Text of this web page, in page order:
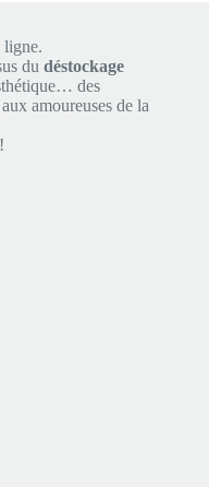
ligne.
du déstockage
des
amoureuses de la